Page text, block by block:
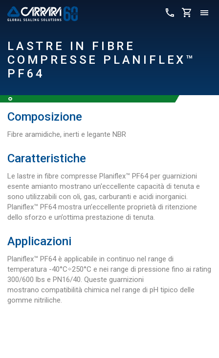
LASTRE IN FIBRE
COMPRESSE PLANIFLEX™
PF64
Composizione
Fibre aramidiche, inerti e legante NBR
Caratteristiche
Le lastre in fibre compresse Planiflex™ PF64 per guarnizioni
esente amianto mostrano un'eccellente capacità di tenuta e
sono utilizzabili con oli, gas, carburanti e acidi inorganici.
Planiflex™ PF64 mostra un’eccellente proprietà di ritenzione
dello sforzo e un’ottima prestazione di tenuta.
Applicazioni
Planiflex™ PF64 è applicabile in continuo nel range di
temperatura -40°C÷250°C e nei range di pressione fino ai rating
300/600 lbs e PN16/40. Queste guarnizioni
mostrano compatibilità chimica nel range di pH tipico delle
gomme nitriliche.